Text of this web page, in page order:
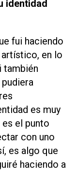
identidad
fui haciendo
en lo
también
es muy
el punto
con uno
es algo que
haciendo a